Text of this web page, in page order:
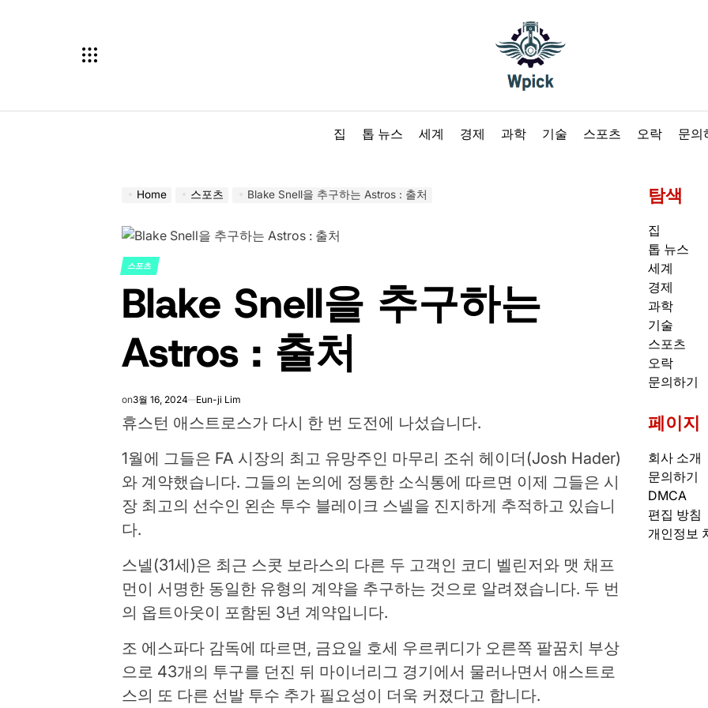
집
톱 뉴스 세계 경제 과학 기술 스포츠 오락 문의
Home 스포츠 Blake Snell을 추구하는 Astros : 출처
POSTED
IN
스포츠
Blake Snell을 추구하는
Astros : 출처
on3월 16, 2024 Eun-ji Lim
휴스턴 애스트로스가 다시 한 번 도전에 나섰습니다.
1월에 그들은 FA 시장의 최고 유망주인 마무리 조쉬 헤이더(Josh Hader)
와 계약했습니다. 그들의 논의에 정통한 소식통에 따르면 이제 그들은 시
장 최고의 선수인 왼손 투수 블레이크 스넬을 진지하게 추적하고 있습니
다.
스넬(31세)은 최근 스콧 보라스의 다른 두 고객인 코디 벨린저와 맷 채프
먼이 서명한 동일한 유형의 계약을 추구하는 것으로 알려졌습니다. 두 번
의 옵트아웃이 포함된 3년 계약입니다.
조 에스파다 감독에 따르면, 금요일 호세 우르퀴디가 오른쪽 팔꿈치 부상
으로 43개의 투구를 던진 뒤 마이너리그 경기에서 물러나면서 애스트로
스의 또 다른 선발 투수 추가 필요성이 더욱 커졌다고 합니다.
탐색
집
톱 뉴스
세계
경제
과학
기술
스포츠
오락
문의하기
페이지
회사 소개
문의하기
DMCA
편집 방침
개인정보